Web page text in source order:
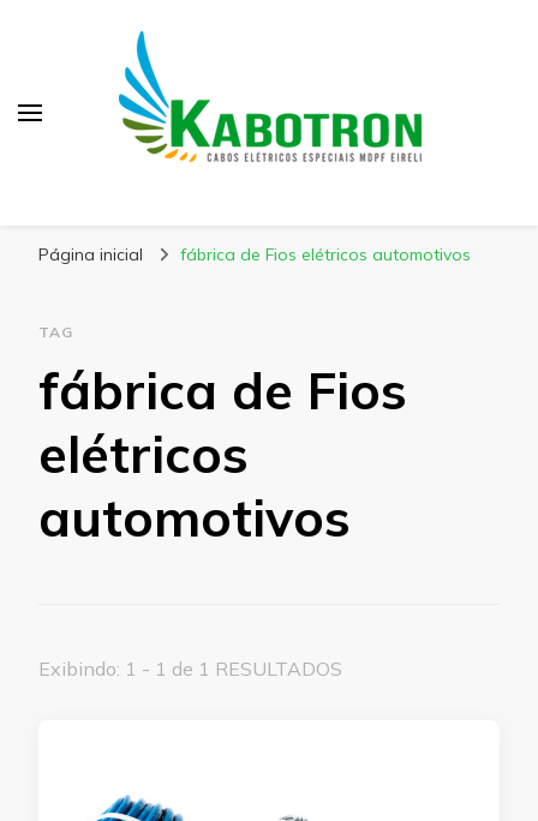
Página inicial fábrica de Fios elétricos automotivos
TAG
fábrica de Fios
elétricos
automotivos
Exibindo: 1 - 1 de 1 RESULTADOS